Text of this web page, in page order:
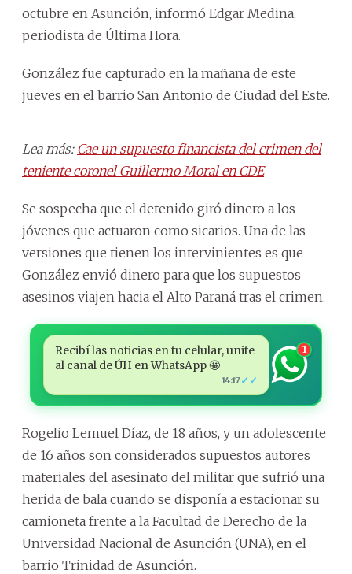
octubre en Asunción, informó Edgar Medina,
periodista de Última Hora.
González fue capturado en la mañana de este
jueves en el barrio San Antonio de Ciudad del Este.
Lea más: Cae un supuesto financista del crimen del
teniente coronel Guillermo Moral en CDE
Se sospecha que el detenido giró dinero a los
jóvenes que actuaron como sicarios. Una de las
versiones que tienen los intervinientes es que
González envió dinero para que los supuestos
asesinos viajen hacia el Alto Paraná tras el crimen.
Recibí las noticias en tu celular, unite
al canal de ÚH en WhatsApp 🤩
14:17 ✓✓
1
Rogelio Lemuel Díaz, de 18 años, y un adolescente
de 16 años son considerados supuestos autores
materiales del asesinato del militar que sufrió una
herida de bala cuando se disponía a estacionar su
camioneta frente a la Facultad de Derecho de la
Universidad Nacional de Asunción (UNA), en el
barrio Trinidad de Asunción.